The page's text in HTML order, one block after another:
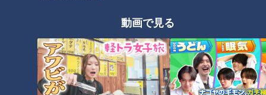
動画で見る